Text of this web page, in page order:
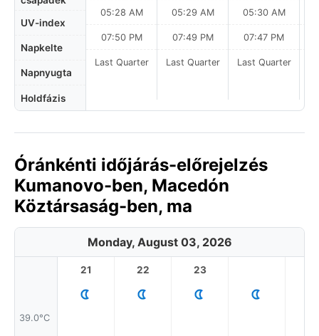
UV-index
Napkelte
Napnyugta
Holdfázis
05:28 AM
07:50 PM
Last Quarter
05:29 AM
07:49 PM
Last Quarter
05:30 AM
07:47 PM
Last Quarter
Óránkénti időjárás-előrejelzés
Kumanovo-ben, Macedón
Köztársaság-ben, ma
Monday, August 03, 2026
39.0°C
21 22 23